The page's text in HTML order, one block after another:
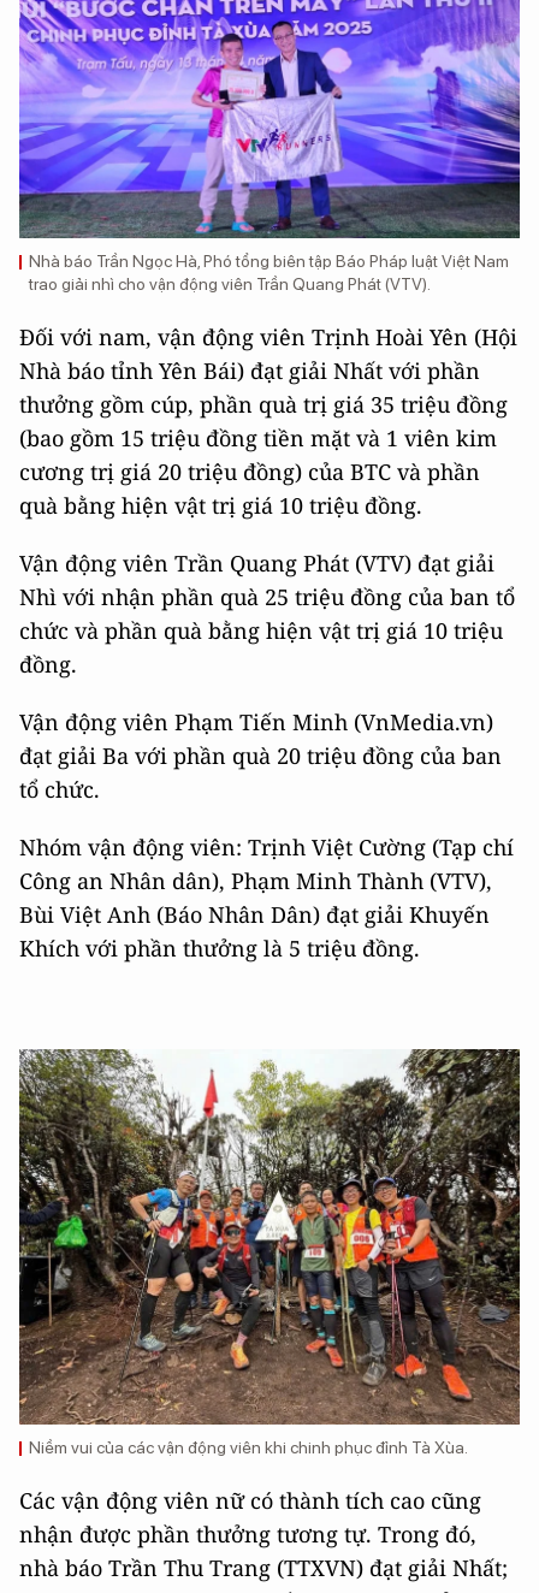
Nhà báo Trần Ngọc Hà, Phó tổng biên tập Báo Pháp luật Việt Nam
trao giải nhì cho vận động viên Trần Quang Phát (VTV).
Đối với nam, vận động viên Trịnh Hoài Yên (Hội
Nhà báo tỉnh Yên Bái) đạt giải Nhất với phần
thưởng gồm cúp, phần quà trị giá 35 triệu đồng
(bao gồm 15 triệu đồng tiền mặt và 1 viên kim
cương trị giá 20 triệu đồng) của BTC và phần
quà bằng hiện vật trị giá 10 triệu đồng.
Vận động viên Trần Quang Phát (VTV) đạt giải
Nhì với nhận phần quà 25 triệu đồng của ban tổ
chức và phần quà bằng hiện vật trị giá 10 triệu
đồng.
Vận động viên Phạm Tiến Minh (VnMedia.vn)
đạt giải Ba với phần quà 20 triệu đồng của ban
tổ chức.
Nhóm vận động viên: Trịnh Việt Cường (Tạp chí
Công an Nhân dân), Phạm Minh Thành (VTV),
Bùi Việt Anh (Báo Nhân Dân) đạt giải Khuyến
Khích với phần thưởng là 5 triệu đồng.
Niềm vui của các vận động viên khi chinh phục đỉnh Tà Xùa.
Các vận động viên nữ có thành tích cao cũng
nhận được phần thưởng tương tự. Trong đó,
nhà báo Trần Thu Trang (TTXVN) đạt giải Nhất;